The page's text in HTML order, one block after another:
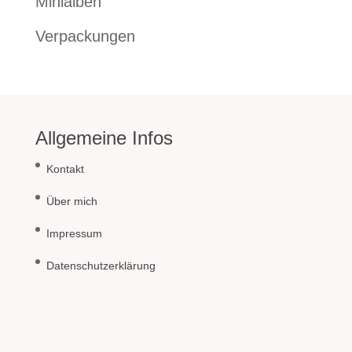
Verpackungen
Allgemeine Infos
Kontakt
Über mich
Impressum
Datenschutzerklärung